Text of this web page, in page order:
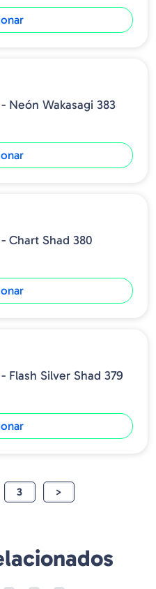
Neón Wakasagi 383
Chart Shad 380
Flash Silver Shad 379
3 >